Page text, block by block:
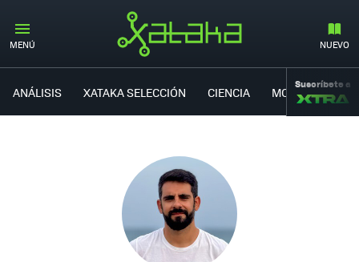
MENÚ NUEVO
ANÁLISIS XATAKA SELECCIÓN CIENCIA MOVILIDAD
Suscríbete a